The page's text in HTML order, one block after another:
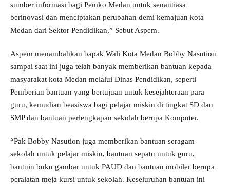
sumber informasi bagi Pemko Medan untuk senantiasa
berinovasi dan menciptakan perubahan demi kemajuan kota
Medan dari Sektor Pendidikan,” Sebut Aspem.
Aspem menambahkan bapak Wali Kota Medan Bobby Nasution
sampai saat ini juga telah banyak memberikan bantuan kepada
masyarakat kota Medan melalui Dinas Pendidikan, seperti
Pemberian bantuan yang bertujuan untuk kesejahteraan para
guru, kemudian beasiswa bagi pelajar miskin di tingkat SD dan
SMP dan bantuan perlengkapan sekolah berupa Komputer.
“Pak Bobby Nasution juga memberikan bantuan seragam
sekolah untuk pelajar miskin, bantuan sepatu untuk guru,
bantuin buku gambar untuk PAUD dan bantuan mobiler berupa
peralatan meja kursi untuk sekolah. Keseluruhan bantuan ini